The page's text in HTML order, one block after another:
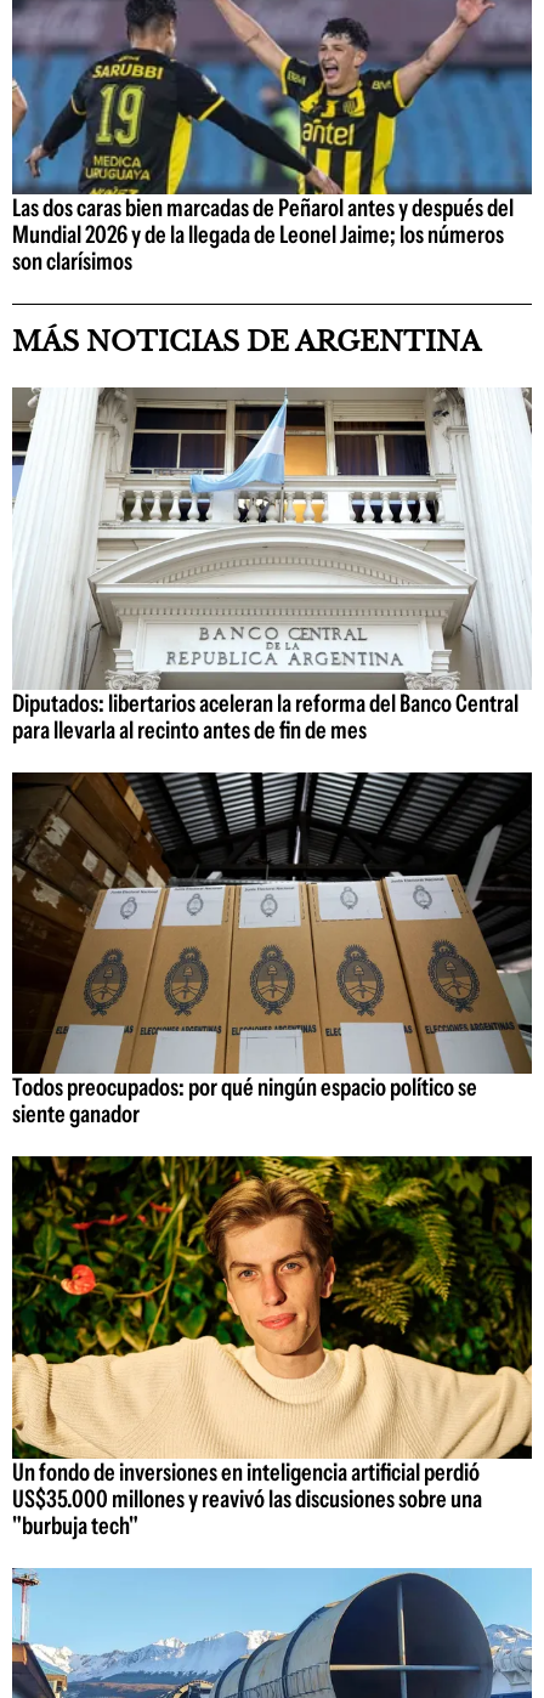
Las dos caras bien marcadas de Peñarol antes y después del
Mundial 2026 y de la llegada de Leonel Jaime; los números
son clarísimos
MÁS NOTICIAS DE ARGENTINA
Diputados: libertarios aceleran la reforma del Banco Central
para llevarla al recinto antes de fin de mes
Todos preocupados: por qué ningún espacio político se
siente ganador
Un fondo de inversiones en inteligencia artificial perdió
US$35.000 millones y reavivó las discusiones sobre una
"burbuja tech"